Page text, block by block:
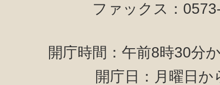
ファックス：
開庁時間：午前8時30分
開庁日：月曜日か